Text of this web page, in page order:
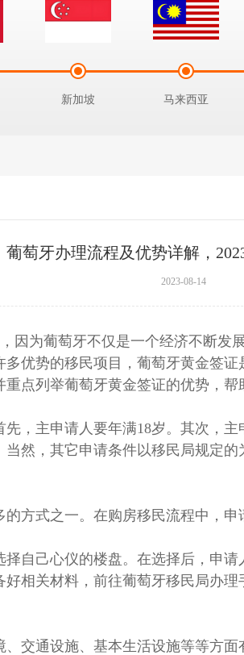
新加坡 马来西亚
葡萄牙办理流程及优势详解，
2023-08-14
因为葡萄牙不仅是一个经济不断
优势的移民项目，葡萄牙黄金签
点列举葡萄牙黄金签证的优势，
主申请人要年满18岁。其次，主
然，其它申请条件以移民局规定
式之一。在购房移民流程中，申
己心仪的楼盘。在选择后，申请
相关材料，前往葡萄牙移民局办
通设施、基本生活设施等等方面